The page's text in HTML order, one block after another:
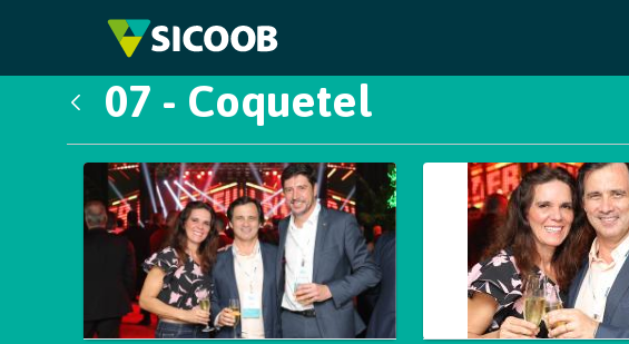
Pular para o Conteúdo principal
07 - Coquetel
Galeria de Mídias